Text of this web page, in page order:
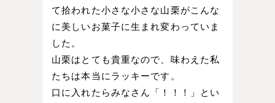
て拾われた小さな小さな山栗がこんな
に美しいお菓子に生まれ変わっていま
した。
山栗はとても貴重なので、味わえた私
たちは本当にラッキーです。
口に入れたらみなさん「！！！」とい